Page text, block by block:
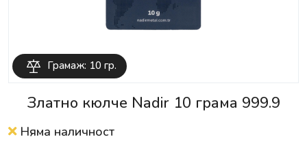
Грамаж: 10 гр.
Златно кюлче Nadir 10 грамa 999.9
Няма наличност